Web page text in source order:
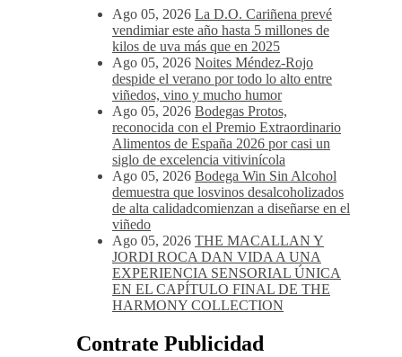
Ago 05, 2026 La D.O. Cariñena prevé
vendimiar este año hasta 5 millones de
kilos de uva más que en 2025
Ago 05, 2026 Noites Méndez-Rojo
despide el verano por todo lo alto entre
viñedos, vino y mucho humor
Ago 05, 2026 Bodegas Protos,
reconocida con el Premio Extraordinario
Alimentos de España 2026 por casi un
siglo de excelencia vitivinícola
Ago 05, 2026 Bodega Win Sin Alcohol
demuestra que losvinos desalcoholizados
de alta calidadcomienzan a diseñarse en el
viñedo
Ago 05, 2026 THE MACALLAN Y
JORDI ROCA DAN VIDA A UNA
EXPERIENCIA SENSORIAL ÚNICA
EN EL CAPÍTULO FINAL DE THE
HARMONY COLLECTION
Contrate Publicidad